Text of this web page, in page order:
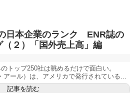
日本企業のランク ENR誌の
（２）「国外売上高」編
トップ250社は眺めるだけで面白い。
ール）は、アメリカで発行されている...
記事を読む